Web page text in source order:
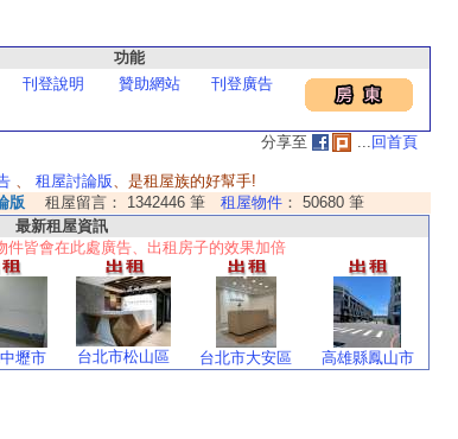
功能
刊登說明
贊助網站 刊登廣告
分享至 ... 回首頁
、 租屋討論版、是租屋族的好幫手!
版租屋留言： 1342446 筆 租屋物件： 50680 筆
最新租屋資訊
件皆會在此處廣告、出租房子的效果加倍
壢市 台北市松山區 台北市大安區 高雄縣鳳山市